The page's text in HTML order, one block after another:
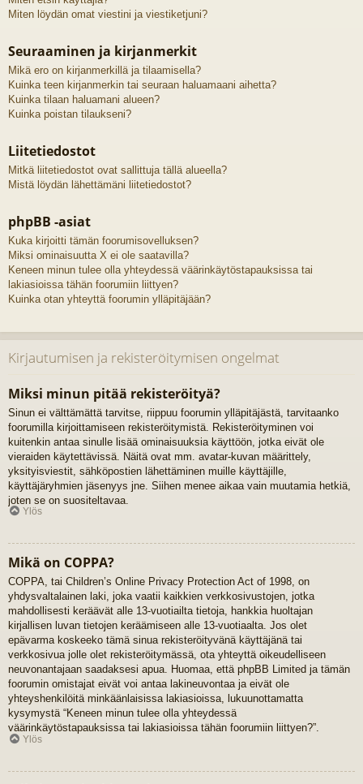
Miten löydän omat viestini ja viestiketjuni?
Seuraaminen ja kirjanmerkit
Mikä ero on kirjanmerkillä ja tilaamisella?
Kuinka teen kirjanmerkin tai seuraan haluamaani aihetta?
Kuinka tilaan haluamani alueen?
Kuinka poistan tilaukseni?
Liitetiedostot
Mitkä liitetiedostot ovat sallittuja tällä alueella?
Mistä löydän lähettämäni liitetiedostot?
phpBB -asiat
Kuka kirjoitti tämän foorumisovelluksen?
Miksi ominaisuutta X ei ole saatavilla?
Keneen minun tulee olla yhteydessä väärinkäytöstapauksissa tai
lakiasioissa tähän foorumiin liittyen?
Kuinka otan yhteyttä foorumin ylläpitäjään?
Kirjautumisen ja rekisteröitymisen ongelmat
Miksi minun pitää rekisteröityä?
Sinun ei välttämättä tarvitse, riippuu foorumin ylläpitäjästä, tarvitaanko
foorumilla kirjoittamiseen rekisteröitymistä. Rekisteröityminen voi
kuitenkin antaa sinulle lisää ominaisuuksia käyttöön, jotka eivät ole
vieraiden käytettävissä. Näitä ovat mm. avatar-kuvan määrittely,
yksityisviestit, sähköpostien lähettäminen muille käyttäjille,
käyttäjäryhmien jäsenyys jne. Siihen menee aikaa vain muutamia hetkiä,
joten se on suositeltavaa.
Ylös
Mikä on COPPA?
COPPA, tai Children’s Online Privacy Protection Act of 1998, on
yhdysvaltalainen laki, joka vaatii kaikkien verkkosivustojen, jotka
mahdollisesti keräävät alle 13-vuotiailta tietoja, hankkia huoltajan
kirjallisen luvan tietojen keräämiseen alle 13-vuotiaalta. Jos olet
epävarma koskeeko tämä sinua rekisteröityvänä käyttäjänä tai
verkkosivua jolle olet rekisteröitymässä, ota yhteyttä oikeudelliseen
neuvonantajaan saadaksesi apua. Huomaa, että phpBB Limited ja tämän
foorumin omistajat eivät voi antaa lakineuvontaa ja eivät ole
yhteyshenkilöitä minkäänlaisissa lakiasioissa, lukuunottamatta
kysymystä “Keneen minun tulee olla yhteydessä
väärinkäytöstapauksissa tai lakiasioissa tähän foorumiin liittyen?”.
Ylös